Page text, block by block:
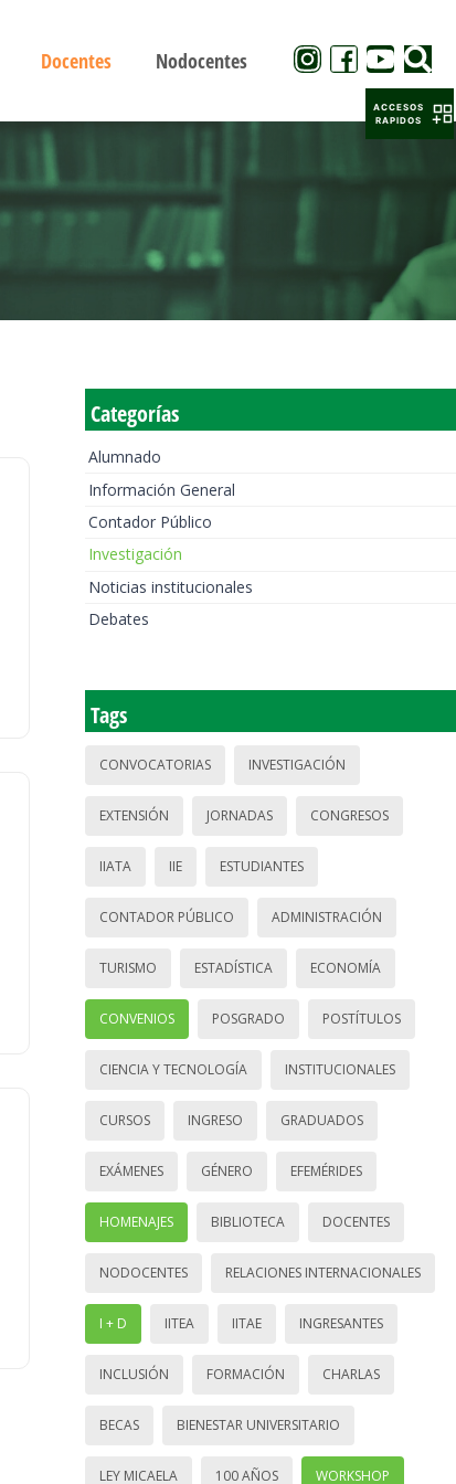
Docentes Nodocentes
Categorías
Alumnado
Información General
Contador Público
Investigación
Noticias institucionales
Debates
Tags
CONVOCATORIAS INVESTIGACIÓN
EXTENSIÓN JORNADAS CONGRESOS
IIATA IIE ESTUDIANTES
CONTADOR PÚBLICO ADMINISTRACIÓN
TURISMO ESTADÍSTICA ECONOMÍA
CONVENIOS POSGRADO POSTÍTULOS
CIENCIA Y TECNOLOGÍA INSTITUCIONALES
CURSOS INGRESO GRADUADOS
EXÁMENES GÉNERO EFEMÉRIDES
HOMENAJES BIBLIOTECA DOCENTES
NODOCENTES RELACIONES INTERNACIONALES
I + D IITEA IITAE INGRESANTES
INCLUSIÓN FORMACIÓN CHARLAS
BECAS BIENESTAR UNIVERSITARIO
LEY MICAELA 100 AÑOS WORKSHOP
ACCESOS
RAPIDOS